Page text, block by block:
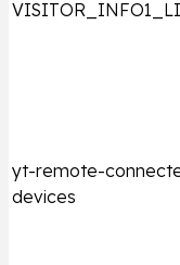
yt-remote-
devices